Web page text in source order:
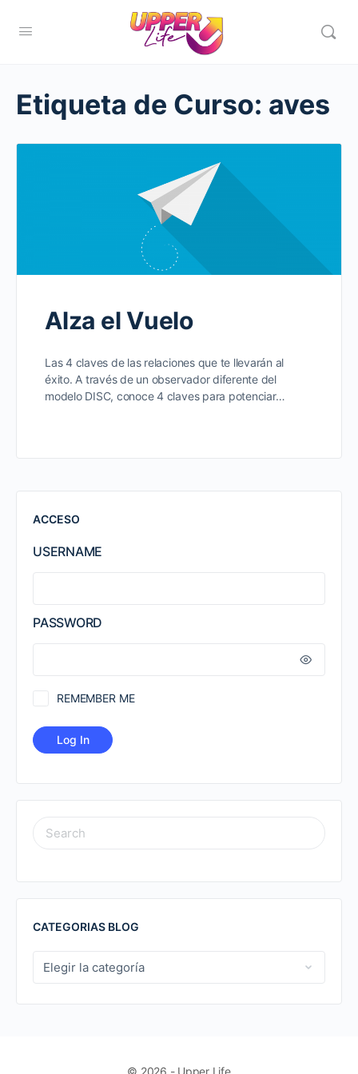
Etiqueta de Curso: aves
Alza el Vuelo
Las 4 claves de las relaciones que te llevarán al
éxito. A través de un observador diferente del
modelo DISC, conoce 4 claves para potenciar…
ACCESO
USERNAME
PASSWORD
REMEMBER ME
SEARCH
FOR:
CATEGORIAS BLOG
CATEGORIAS
BLOG